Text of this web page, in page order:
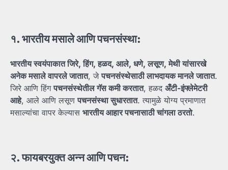
१. भारतीयमसालेआणिपचनसंस्था:
भारतीयस्वयंपाकातजिरे,हिंग,हळद, आले, धणे,लसूण,मेथीयांसारखे
अनेकमसालेवापरलेजातात, जेपचनसंस्थेसाठीलाभदायकमानलेजातात.
जिरे आणि हिंगपचनसंस्थेतीलगॅसकमीकरतात, हळद अँटी-इंफ्लेमेटरी
आहे, आले आणि लसूणपचनसंस्थासुधारतात. त्यामुळे योग्य प्रमाणात
मसाल्यांचा वापर केल्यास भारतीयआहारपचनासाठीचांगलाठरतो.
२.फायबरयुक्तअन्नआणिपचन: